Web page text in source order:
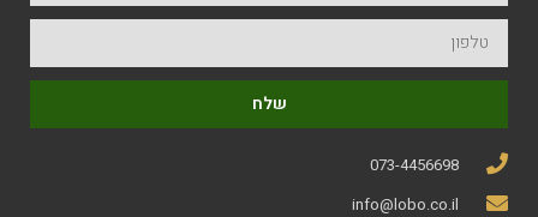
שלח
073-4456698
info@lobo.co.il